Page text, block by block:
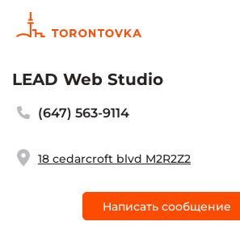
LEAD Web Studio
(647) 563-9114
18 cedarcroft blvd M2R2Z2
Написать сообщение